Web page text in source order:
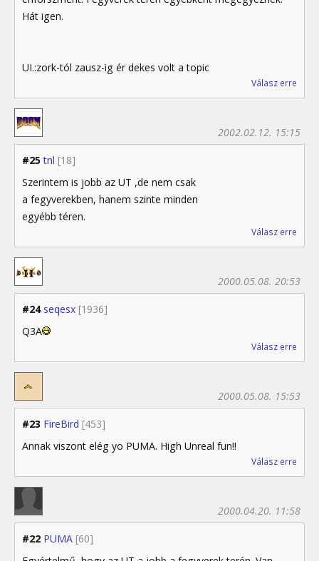
Hát igen.
UI.:zork-tól zausz-ig ér dekes volt a topic
Válasz erre
#25 tnl [18]
2002.02.12. 15:15
Szerintem is jobb az UT ,de nem csak
a fegyverekben, hanem szinte minden
egyébb téren.
Válasz erre
#24 seqesx [1936]
2000.05.08. 20:53
Q3A
Válasz erre
#23 FireBird [453]
2000.05.08. 15:53
Annak viszont elég yo PUMA. High Unreal fun!!
Válasz erre
#22 PUMA [60]
2000.04.20. 11:58